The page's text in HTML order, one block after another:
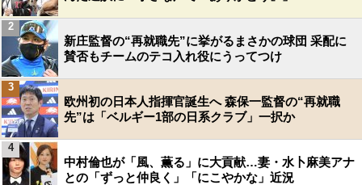
新庄監督の“再就職先”に挙がるまさかの球団 采配に
賛否もチームのテコ入れ役にうってつけ
2
欧州初の日本人指揮官誕生へ 森保一監督の“再就職
先”は「ベルギー1部の日系クラブ」一択か
3
中村倫也が「風、薫る」に大貢献…妻・水卜麻美アナ
との「ずっと仲良く」「にこやかな」近況
4